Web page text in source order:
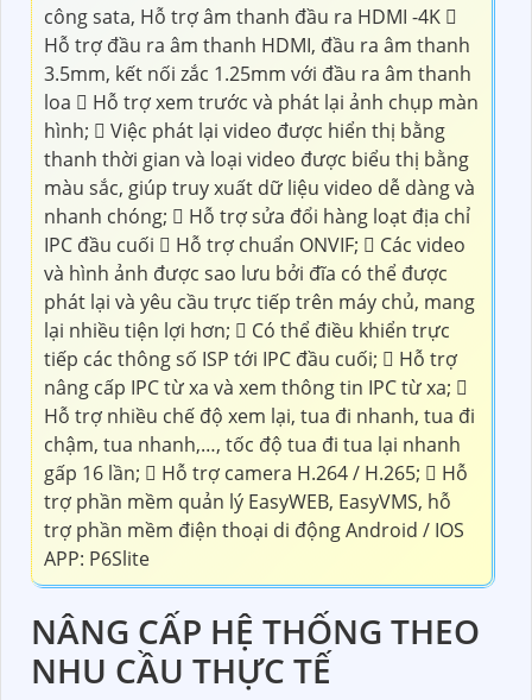
công sata, Hỗ trợ âm thanh đầu ra HDMI -4K 
Hỗ trợ đầu ra âm thanh HDMI, đầu ra âm thanh
3.5mm, kết nối zắc 1.25mm với đầu ra âm thanh
loa  Hỗ trợ xem trước và phát lại ảnh chụp màn
hình;  Việc phát lại video được hiển thị bằng
thanh thời gian và loại video được biểu thị bằng
màu sắc, giúp truy xuất dữ liệu video dễ dàng và
nhanh chóng;  Hỗ trợ sửa đổi hàng loạt địa chỉ
IPC đầu cuối  Hỗ trợ chuẩn ONVIF;  Các video
và hình ảnh được sao lưu bởi đĩa có thể được
phát lại và yêu cầu trực tiếp trên máy chủ, mang
lại nhiều tiện lợi hơn;  Có thể điều khiển trực
tiếp các thông số ISP tới IPC đầu cuối;  Hỗ trợ
nâng cấp IPC từ xa và xem thông tin IPC từ xa; 
Hỗ trợ nhiều chế độ xem lại, tua đi nhanh, tua đi
chậm, tua nhanh,…, tốc độ tua đi tua lại nhanh
gấp 16 lần;  Hỗ trợ camera H.264 / H.265;  Hỗ
trợ phần mềm quản lý EasyWEB, EasyVMS, hỗ
trợ phần mềm điện thoại di động Android / IOS
APP: P6Slite
NÂNG CẤP HỆ THỐNG THEO
NHU CẦU THỰC TẾ